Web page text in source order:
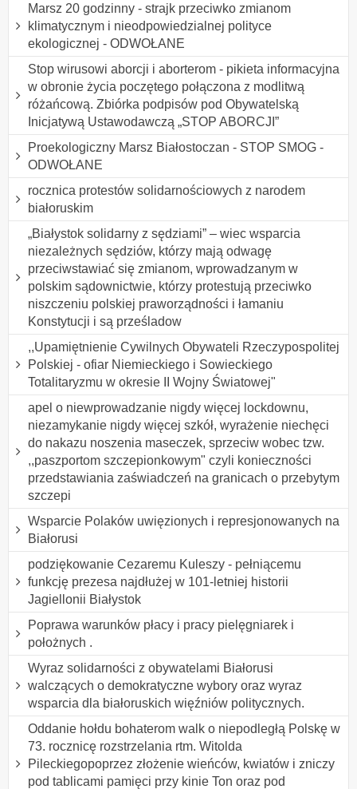
Marsz 20 godzinny - strajk przeciwko zmianom
klimatycznym i nieodpowiedzialnej polityce
ekologicznej - ODWOŁANE
Stop wirusowi aborcji i aborterom - pikieta informacyjna
w obronie życia poczętego połączona z modlitwą
różańcową. Zbiórka podpisów pod Obywatelską
Inicjatywą Ustawodawczą „STOP ABORCJI”
Proekologiczny Marsz Białostoczan - STOP SMOG -
ODWOŁANE
rocznica protestów solidarnościowych z narodem
białoruskim
„Białystok solidarny z sędziami” – wiec wsparcia
niezależnych sędziów, którzy mają odwagę
przeciwstawiać się zmianom, wprowadzanym w
polskim sądownictwie, którzy protestują przeciwko
niszczeniu polskiej praworządności i łamaniu
Konstytucji i są prześladow
,,Upamiętnienie Cywilnych Obywateli Rzeczypospolitej
Polskiej - ofiar Niemieckiego i Sowieckiego
Totalitaryzmu w okresie II Wojny Światowej"
apel o niewprowadzanie nigdy więcej lockdownu,
niezamykanie nigdy więcej szkół, wyrażenie niechęci
do nakazu noszenia maseczek, sprzeciw wobec tzw.
,,paszportom szczepionkowym" czyli konieczności
przedstawiania zaświadczeń na granicach o przebytym
szczepi
Wsparcie Polaków uwięzionych i represjonowanych na
Białorusi
podziękowanie Cezaremu Kuleszy - pełniącemu
funkcję prezesa najdłużej w 101-letniej historii
Jagiellonii Białystok
Poprawa warunków płacy i pracy pielęgniarek i
położnych .
Wyraz solidarności z obywatelami Białorusi
walczących o demokratyczne wybory oraz wyraz
wsparcia dla białoruskich więźniów politycznych.
Oddanie hołdu bohaterom walk o niepodległą Polskę w
73. rocznicę rozstrzelania rtm. Witolda
Pileckiegopoprzez złożenie wieńców, kwiatów i zniczy
pod tablicami pamięci przy kinie Ton oraz pod